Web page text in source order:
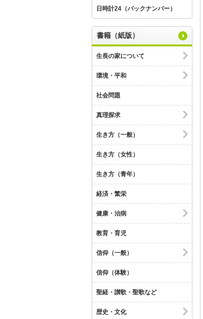
日時計24（バックナンバー）
書籍（紙版）
生長の家について
環境・平和
社会問題
真理探求
生き方（一般）
生き方（女性）
生き方（青年）
経済・繁栄
健康・治病
教育・育児
信仰（一般）
信仰（体験）
聖経・讃歌・聖歌など
歴史・文化